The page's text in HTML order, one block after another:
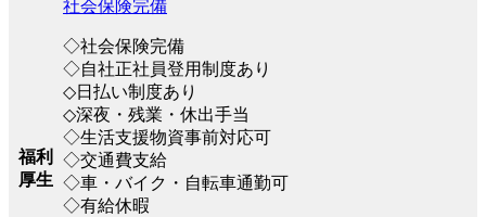
福利
厚生
社会保険完備
◇社会保険完備
◇自社正社員登用制度あり
◇日払い制度あり
◇深夜・残業・休出手当
◇生活支援物資事前対応可
◇交通費支給
◇車・バイク・自転車通勤可
◇有給休暇